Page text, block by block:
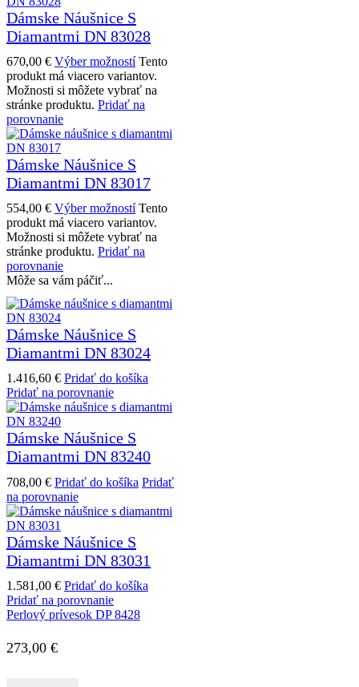
Dámske Náušnice S
Diamantmi DN 83028
670,00 € Výber možností Tento
produkt má viacero variantov.
Možnosti si môžete vybrať na
stránke produktu. Pridať na
porovnanie
Dámske Náušnice S
Diamantmi DN 83017
554,00 € Výber možností Tento
produkt má viacero variantov.
Možnosti si môžete vybrať na
stránke produktu. Pridať na
porovnanie
Môže sa vám páčiť...
Dámske Náušnice S
Diamantmi DN 83024
1.416,60 € Pridať do košíka
Pridať na porovnanie
Dámske Náušnice S
Diamantmi DN 83240
708,00 € Pridať do košíka Pridať
na porovnanie
Dámske Náušnice S
Diamantmi DN 83031
1.581,00 € Pridať do košíka
Pridať na porovnanie
Perlový prívesok DP 8428
273,00 €